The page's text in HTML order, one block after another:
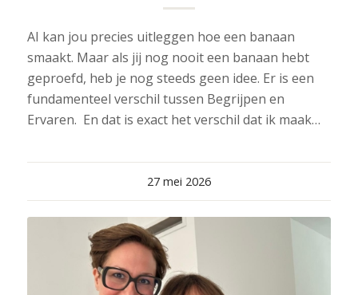
AI kan jou precies uitleggen hoe een banaan
smaakt. Maar als jij nog nooit een banaan hebt
geproefd, heb je nog steeds geen idee. Er is een
fundamenteel verschil tussen Begrijpen en
Ervaren. En dat is exact het verschil dat ik maak…
27 mei 2026